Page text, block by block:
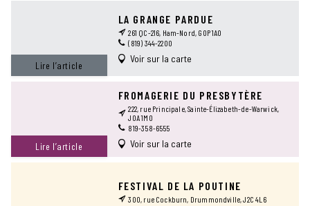
Lire l’article
LA GRANGE PARDUE
261 QC-216, Ham-Nord, G0P 1A0
(819) 344-2200
Voir sur la carte
Lire l’article
FROMAGERIE DU PRESBYTÈRE
222, rue Principale, Sainte-Élizabeth-de-Warwick,
J0A 1M0
819-358-6555
Voir sur la carte
FESTIVAL DE LA POUTINE
300, rue Cockburn, Drummondville, J2C 4L6